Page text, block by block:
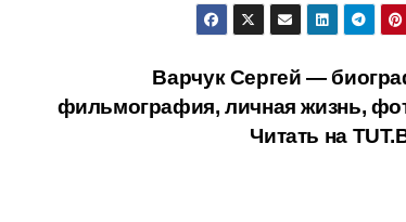
Варчук Сергей —
фильмография, личная жизнь,
Читать на